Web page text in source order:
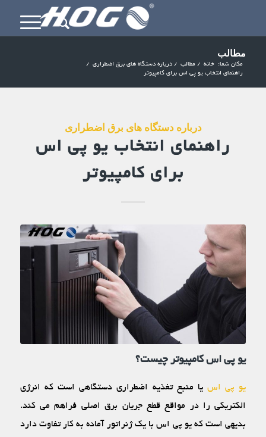
مطالب
مکان شما: خانه / مطالب / درباره دستگاه های برق اضطراری /
راهنمای انتخاب یو پی اس برای کامپیوتر
درباره دستگاه های برق اضطراری
راهنمای انتخاب یو پی اس
برای کامپیوتر
یو پی اس کامپیوتر چیست؟
یو پی اسیا منبع تغذیه اضطراری دستگاهی است که انرژی
الکتریکی را در مواقع قطع جریان برق اصلی فراهم می‏ کند.
بدیهی است که یو پی اس با یک ژنراتور آماده به کار تفاوت دارد